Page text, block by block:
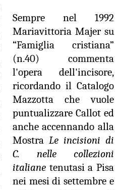
Sempre nel 1992
Mariavittoria Majer su
“Famiglia cristiana”
(n.40) commenta
l'opera dell'incisore,
ricordando il Catalogo
Mazzotta che vuole
puntualizzare Callot ed
anche accennando alla
Mostra Le incisioni di
C. nelle collezioni
italianetenutasi a Pisa
nei mesi di settembre e